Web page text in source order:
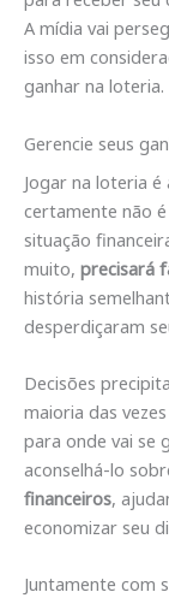
A mídia vai
isso em
ganhar na loteria.
Gerencie seus
Jogar na loteria
certamente não
situação
muito, precisará
história
desperdiçaram
Decisões
maioria das
para onde vai se
aconselhá-lo
financeiros,
economizar seu
Juntamente com